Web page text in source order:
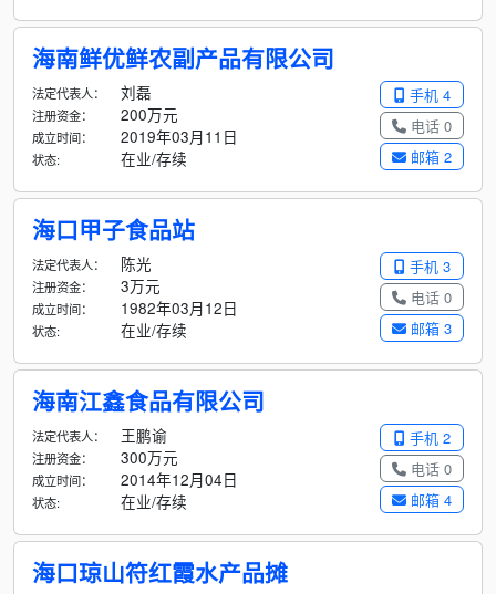
海南鲜优鲜农副产品有限公司
手机 4
电话 0
邮箱 2
法定代表人： 刘磊
注册资金： 200万元
成立时间： 2019年03月11日
状态: 在业/存续
海口甲子食品站
手机 3
电话 0
邮箱 3
法定代表人： 陈光
注册资金： 3万元
成立时间： 1982年03月12日
状态: 在业/存续
海南江鑫食品有限公司
手机 2
电话 0
邮箱 4
法定代表人： 王鹏谕
注册资金： 300万元
成立时间： 2014年12月04日
状态: 在业/存续
海口琼山符红霞水产品摊